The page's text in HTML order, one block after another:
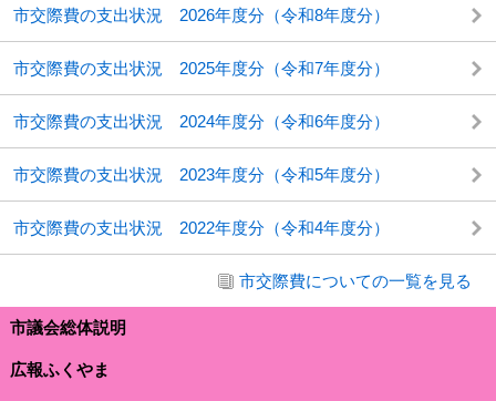
市交際費の支出状況 2026年度分（令和8年度分）
市交際費の支出状況 2025年度分（令和7年度分）
市交際費の支出状況 2024年度分（令和6年度分）
市交際費の支出状況 2023年度分（令和5年度分）
市交際費の支出状況 2022年度分（令和4年度分）
市交際費についての一覧を見る
市議会総体説明
広報ふくやま